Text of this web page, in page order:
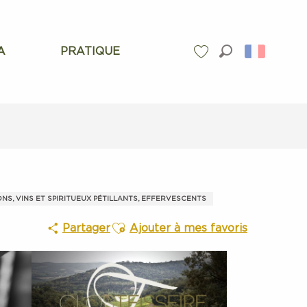
PRATIQUE
VINS ET SPIRITUEUX PÉTILLANTS, EFFERVESCENTS
PartagerAjouter aux favoris
Ajouter à mes favoris